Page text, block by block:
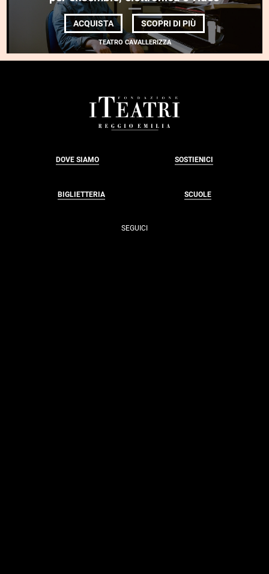
ACQUISTA SCOPRI DI PIÙDI
ALTRI
RAMI
PER
TEATRO CAVALLERIZZA
DOVE SIAMO SOSTIENICI
BIGLIETTERIA SCUOLE
SEGUICI